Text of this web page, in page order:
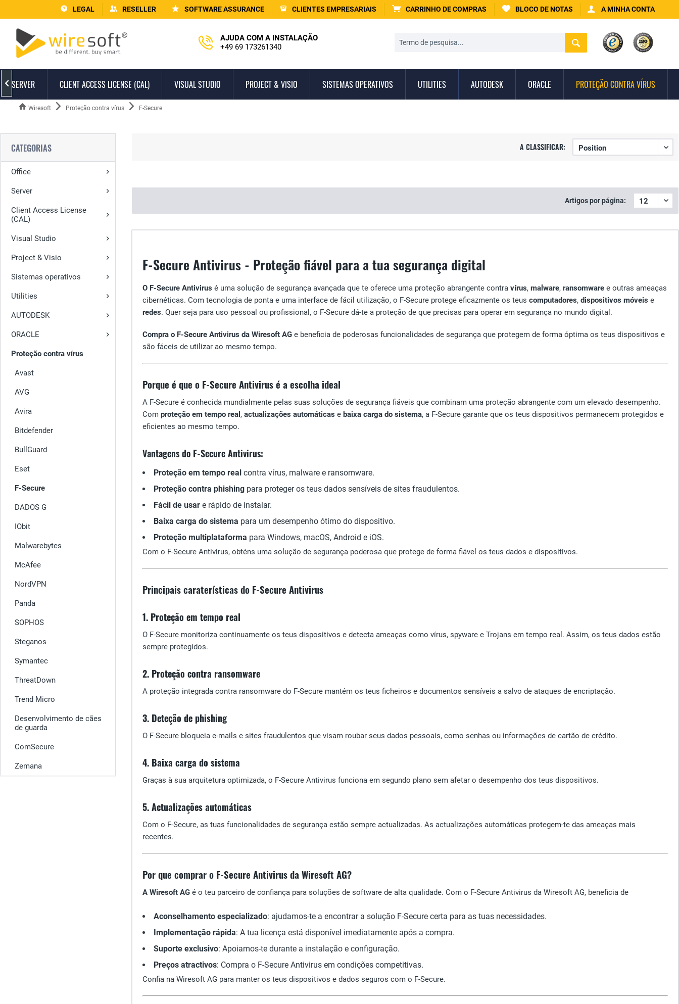
LEGAL RESELLER SOFTWARE ASSURANCE CLIENTES EMPRESARIAIS CARRINHO DE COMPRAS BLOCO DE NOTAS A MINHA CONTA
AJUDA COM A INSTALAÇÃO
+49 69 173261340
SERVER CLIENT ACCESS LICENSE (CAL) VISUAL STUDIO PROJECT & VISIO SISTEMAS OPERATIVOS UTILITIES AUTODESK ORACLE PROTEÇÃO CONTRA VÍRUS

Wiresoft Proteção contra vírus F-Secure
CATEGORIAS
Office
Server
Client Access License
(CAL)
Visual Studio
Project & Visio
Sistemas operativos
Utilities
AUTODESK
ORACLE
Proteção contra vírus
Avast
AVG
Avira
Bitdefender
BullGuard
Eset
F-Secure
DADOS G
IObit
Malwarebytes
McAfee
NordVPN
Panda
SOPHOS
Steganos
Symantec
ThreatDown
Trend Micro
Desenvolvimento de cães
de guarda
ComSecure
Zemana
A CLASSIFICAR:
Artigos por página:
F-Secure Antivirus - Proteção fiável para a tua segurança digital
O F-Secure Antivirus é uma solução de segurança avançada que te oferece uma proteção abrangente contra vírus, malware, ransomware e outras ameaças
cibernéticas. Com tecnologia de ponta e uma interface de fácil utilização, o F-Secure protege eficazmente os teus computadores, dispositivos móveis e
redes. Quer seja para uso pessoal ou profissional, o F-Secure dá-te a proteção de que precisas para operar em segurança no mundo digital.
Compra o F-Secure Antivirus da Wiresoft AG e beneficia de poderosas funcionalidades de segurança que protegem de forma óptima os teus dispositivos e
são fáceis de utilizar ao mesmo tempo.
Porque é que o F-Secure Antivirus é a escolha ideal
A F-Secure é conhecida mundialmente pelas suas soluções de segurança fiáveis que combinam uma proteção abrangente com um elevado desempenho.
Com proteção em tempo real , actualizações automáticas e baixa carga do sistema, a F-Secure garante que os teus dispositivos permanecem protegidos e
eficientes ao mesmo tempo.
Vantagens do F-Secure Antivirus:
Proteção em tempo real contra vírus, malware e ransomware.
Proteção contra phishing para proteger os teus dados sensíveis de sites fraudulentos.
Fácil de usar e rápido de instalar.
Baixa carga do sistema para um desempenho ótimo do dispositivo.
Proteção multiplataforma para Windows, macOS, Android e iOS.
Com o F-Secure Antivirus, obténs uma solução de segurança poderosa que protege de forma fiável os teus dados e dispositivos.
Principais caraterísticas do F-Secure Antivirus
1. Proteção em tempo real
O F-Secure monitoriza continuamente os teus dispositivos e detecta ameaças como vírus, spyware e Trojans em tempo real. Assim, os teus dados estão
sempre protegidos.
2. Proteção contra ransomware
A proteção integrada contra ransomware do F-Secure mantém os teus ficheiros e documentos sensíveis a salvo de ataques de encriptação.
3. Deteção de phishing
O F-Secure bloqueia e-mails e sites fraudulentos que visam roubar seus dados pessoais, como senhas ou informações de cartão de crédito.
4. Baixa carga do sistema
Graças à sua arquitetura optimizada, o F-Secure Antivirus funciona em segundo plano sem afetar o desempenho dos teus dispositivos.
5. Actualizações automáticas
Com o F-Secure, as tuas funcionalidades de segurança estão sempre actualizadas. As actualizações automáticas protegem-te das ameaças mais
recentes.
Por que comprar o F-Secure Antivirus da Wiresoft AG?
A Wiresoft AG é o teu parceiro de confiança para soluções de software de alta qualidade. Com o F-Secure Antivirus da Wiresoft AG, beneficia de
Aconselhamento especializado: ajudamos-te a encontrar a solução F-Secure certa para as tuas necessidades.
Implementação rápida: A tua licença está disponível imediatamente após a compra.
Suporte exclusivo: Apoiamos-te durante a instalação e configuração.
Preços atractivos: Compra o F-Secure Antivirus em condições competitivas.
Confia na Wiresoft AG para manter os teus dispositivos e dados seguros com o F-Secure.